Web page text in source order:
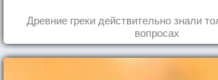
Древние греки действительно знали
вопросах